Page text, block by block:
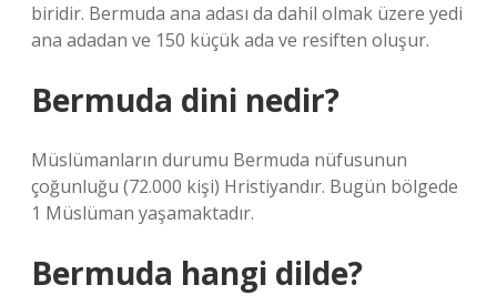
biridir. Bermuda ana adası da dahil olmak üzere yedi
ana adadan ve 150 küçük ada ve resiften oluşur.
Bermuda dini nedir?
Müslümanların durumu Bermuda nüfusunun
çoğunluğu (72.000 kişi) Hristiyandır. Bugün bölgede
1 Müslüman yaşamaktadır.
Bermuda hangi dilde?